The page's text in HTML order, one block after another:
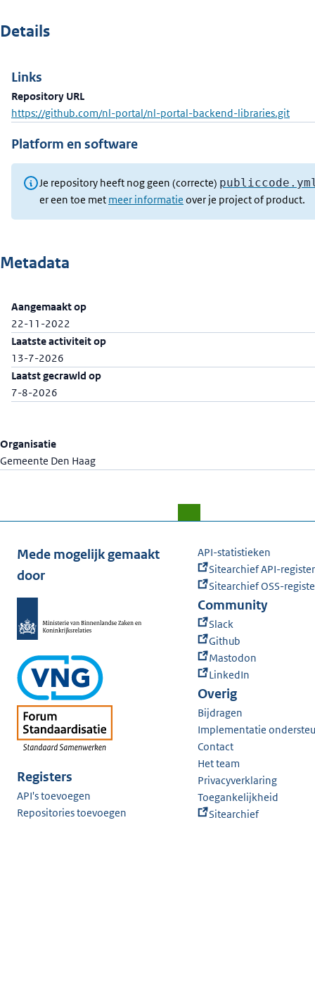
Organisatie
Gemeente Den Haag
Details
Links
Repository URL
https://github.com/nl-portal/nl-portal-backend-libraries.git
Platform en software
Je repository heeft nog geen (correcte)
er een toe met meer informatie over je project of product.
Metadata
Aangemaakt op
22-11-2022
Laatste activiteit op
13-7-2026
Laatst gecrawld op
7-8-2026
Mede mogelijk gemaakt
door
Registers
API's toevoegen
Repositories toevoegen
API-statistieken
Sitearchief API-register
Sitearchief OSS-
Community
Slack
Github
Mastodon
LinkedIn
Overig
Bijdragen
Implementatie
Contact
Het team
Privacyverklaring
Toegankelijkheid
Sitearchief